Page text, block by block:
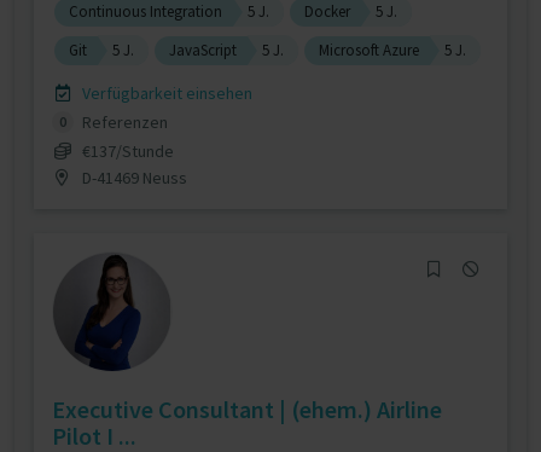
Continuous Integration 5 J. Docker
5 J.
Git
5 J. JavaScript 5 J. Microsoft Azure 5 J.
Verfügbarkeit einsehen
0
Referenzen
€137/Stunde
D-41469 Neuss
Executive Consultant | (ehem.) Airline
Pilot I ...